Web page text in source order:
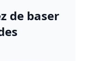
de baser